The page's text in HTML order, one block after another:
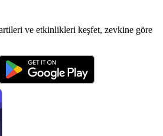
ve etkinlikleri keşfet, zevkine göre